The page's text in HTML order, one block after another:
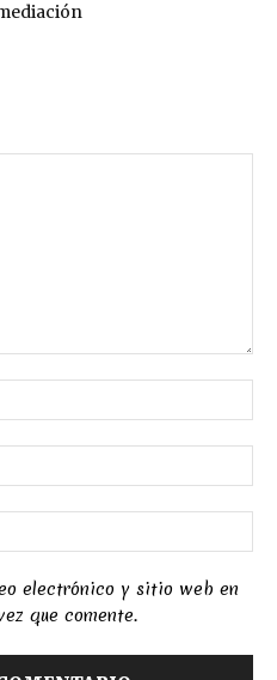
electrónico y sitio web en
que comente.